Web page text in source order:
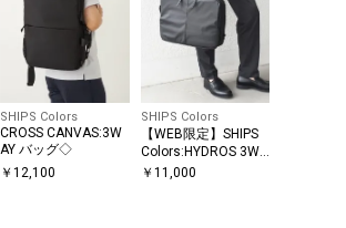
SHIPS Colors
CROSS CANVAS:3W
AY バッグ◇
￥12,100
SHIPS Colors
【WEB限定】SHIPS
Colors:HYDROS 3WA
Y ブリーフケース
￥ 11,000